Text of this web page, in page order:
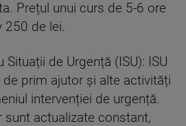
Prețul unui curs de 5-6 ore
250 de lei.
Situații de Urgență (ISU): ISU
de prim ajutor și alte activități
intervenției de urgență.
sunt actualizate constant,